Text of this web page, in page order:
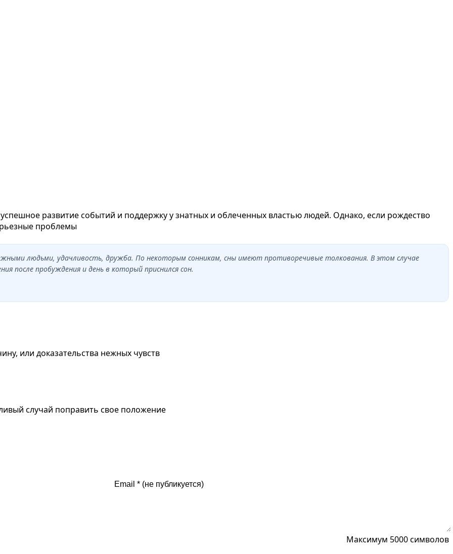
развитие событий и поддержку у знатных и облеченных властью людей. Однако, если рождество
проблемы
людьми, удачливость, дружба. По некоторым сонникам, сны имеют противоречивые толкования. В этом случае
после пробуждения и день в который приснился сон.
или доказательства нежных чувств
случай поправить свое положение
Максимум 5000 символов